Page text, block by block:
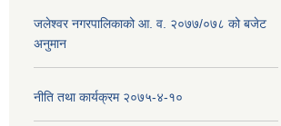
जलेश्वर नगरपालिकाको आ. व. २०७७/०७८ को बजेट
अनुमान
नीति तथा कार्यक्रम २०७५-४-१०